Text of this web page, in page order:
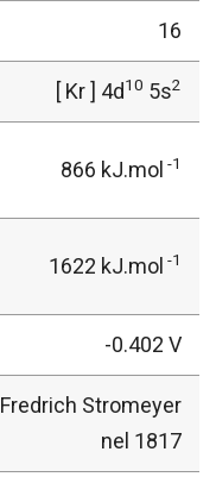
16
[ Kr ] 4d10 5s2
866 kJ.mol -1
1622 kJ.mol -1
-0.402 V
Fredrich Stromeyer
nel 1817